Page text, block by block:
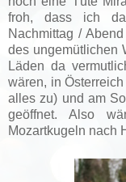
froh, dass ich
Nachmittag /
des ungemütlichen
Läden da
wären, in
alles zu) und am
geöffnet. Also
Mozartkugeln nach